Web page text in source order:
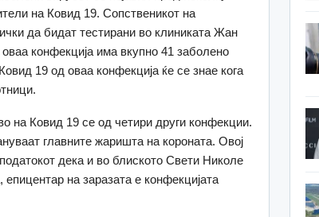
на Ковид 19. Сопственикот на
да бидат тестирани во клиниката Жан
конфекција има вкупно 41 заболено
19 од оваа конфекција ќе се знае кога
на Ковид 19 се од четири други конфекции.
главните жаришта на короната. Овој
дека и во блиското Свети Николе
на заразата е конфекцијата